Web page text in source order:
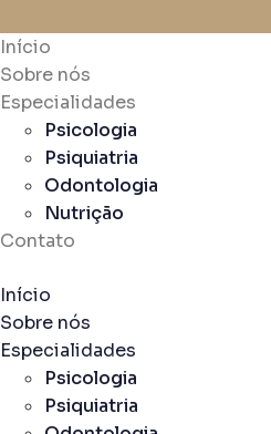
Início
Sobre nós
Especialidades
Psicologia
Psiquiatria
Odontologia
Nutrição
Contato
Início
Sobre nós
Especialidades
Psicologia
Psiquiatria